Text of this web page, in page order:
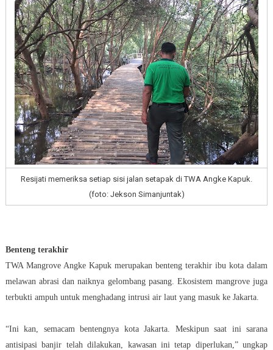
Resijati memeriksa setiap sisi jalan setapak di TWA Angke Kapuk.
(foto: Jekson Simanjuntak)
Benteng terakhir
TWA Mangrove Angke Kapuk merupakan benteng terakhir ibu kota dalam
melawan abrasi dan naiknya gelombang pasang. Ekosistem mangrove juga
terbukti ampuh untuk menghadang intrusi air laut yang masuk ke Jakarta.
“Ini kan, semacam bentengnya kota Jakarta. Meskipun saat ini sarana
antisipasi banjir telah dilakukan, kawasan ini tetap diperlukan,” ungkap